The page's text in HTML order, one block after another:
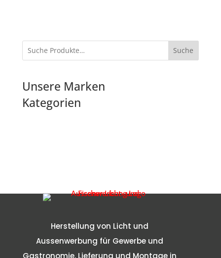
Suche
Unsere Marken
Kategorien
Herstellung von Licht und
Aussenwerbung für Gewerbe und
Gastronomie. Lieferung und Montage in